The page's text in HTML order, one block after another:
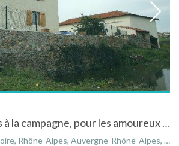
chambres d'hôtes à la campagne, pour les amoureux de la nature et des animaux
Rhône-Alpes, Auvergne-Rhône-Alpes, France